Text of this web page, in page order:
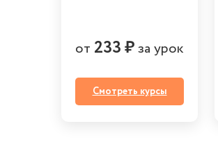
от 233 ₽за урок
Смотреть курсы